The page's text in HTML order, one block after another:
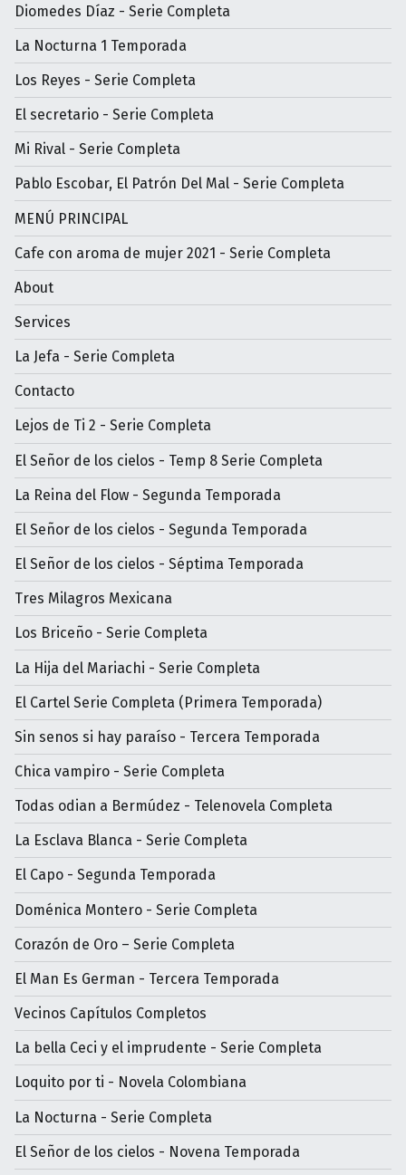
Diomedes Díaz - Serie Completa
La Nocturna 1 Temporada
Los Reyes - Serie Completa
El secretario - Serie Completa
Mi Rival - Serie Completa
Pablo Escobar, El Patrón Del Mal - Serie Completa
MENÚ PRINCIPAL
Cafe con aroma de mujer 2021 - Serie Completa
About
Services
La Jefa - Serie Completa
Contacto
Lejos de Ti 2 - Serie Completa
El Señor de los cielos - Temp 8 Serie Completa
La Reina del Flow - Segunda Temporada
El Señor de los cielos - Segunda Temporada
El Señor de los cielos - Séptima Temporada
Tres Milagros Mexicana
Los Briceño - Serie Completa
La Hija del Mariachi - Serie Completa
El Cartel Serie Completa (Primera Temporada)
Sin senos si hay paraíso - Tercera Temporada
Chica vampiro - Serie Completa
Todas odian a Bermúdez - Telenovela Completa
La Esclava Blanca - Serie Completa
El Capo - Segunda Temporada
Doménica Montero - Serie Completa
Corazón de Oro – Serie Completa
El Man Es German - Tercera Temporada
Vecinos Capítulos Completos
La bella Ceci y el imprudente - Serie Completa
Loquito por ti - Novela Colombiana
La Nocturna - Serie Completa
El Señor de los cielos - Novena Temporada